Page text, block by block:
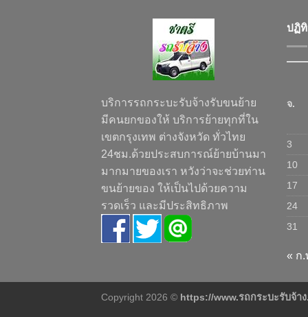
บริการรถกระบะรับจ้างรับขนย้าย
มีคนยกของให้ บริการย้ายทุกที่ใน
เขตกรุงเทพ ต่างจังหวัด ทั่วไทย
24ชม.ด้วยประสบการณ์ย้ายบ้านมา
มากมายของเรา หวังว่าจะช่วยท่าน
ขนย้ายของ ให้เป็นไปด้วยความ
รวดเร็ว และมีประสิทธิภาพ
ปฏิ
จ.
3
10
17
24
31
« ก.
Copyright 2026 © https://www.รถกระบะรับจ้า